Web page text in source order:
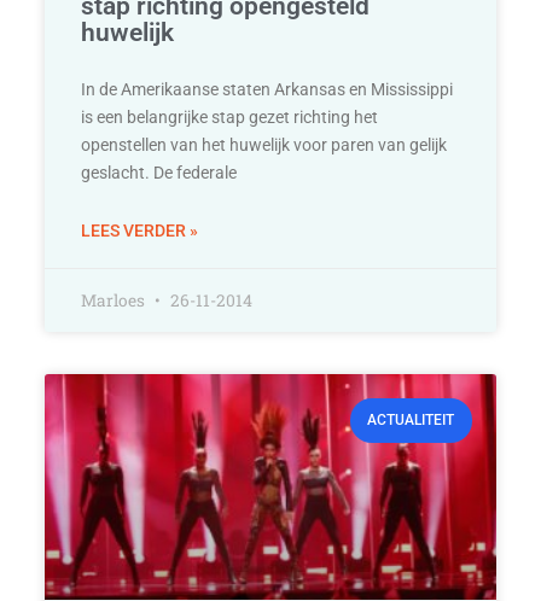
stap richting opengesteld
huwelijk
In de Amerikaanse staten Arkansas en Mississippi
is een belangrijke stap gezet richting het
openstellen van het huwelijk voor paren van gelijk
geslacht. De federale
LEES VERDER »
Marloes 26-11-2014
ACTUALITEIT